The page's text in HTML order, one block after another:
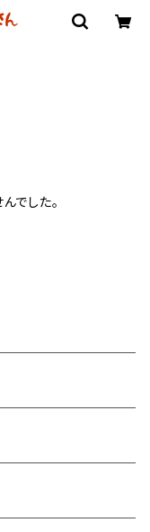
でした。